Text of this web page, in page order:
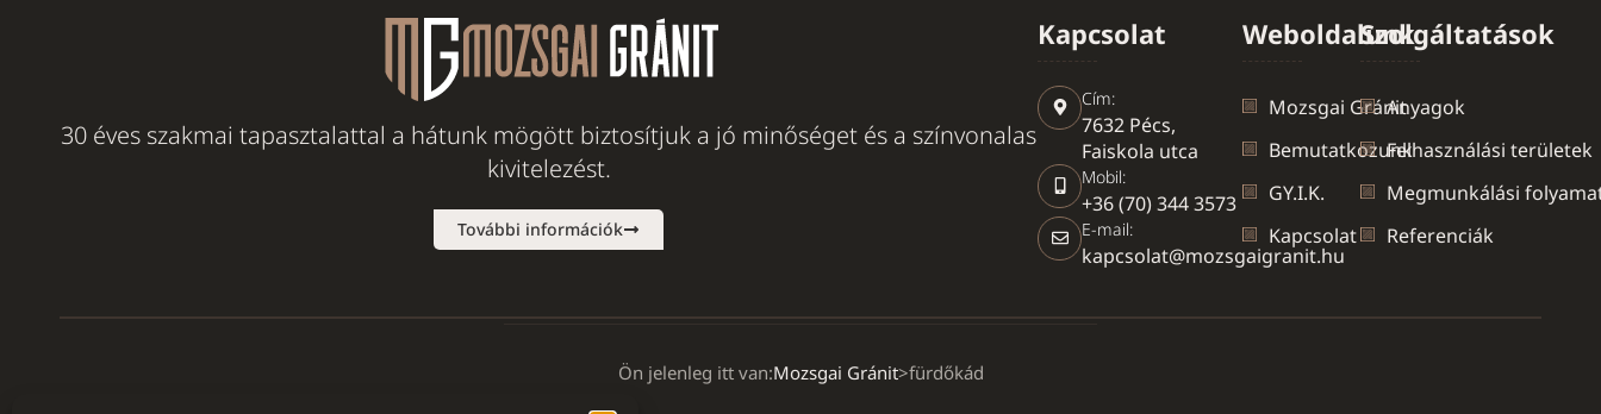
30 éves szakmai tapasztalattal a hátunk mögött biztosítjuk a jó minőséget és a színvonalas
kivitelezést.
További információk
Kapcsolat
Cím:
7632 Pécs,
Faiskola utca
Mobil:
+36 (70) 344 3573
E-mail:
kapcsolat@mozsgaigranit.hu
Weboldalunk
Mozsgai Gránit
Bemutatkozunk
GY.I.K.
Kapcsolat
Szolgáltatások
Anyagok
Felhasználási területek
Megmunkálási
Referenciák
Ön jelenleg itt van:Mozsgai Gránit>fürdőkád